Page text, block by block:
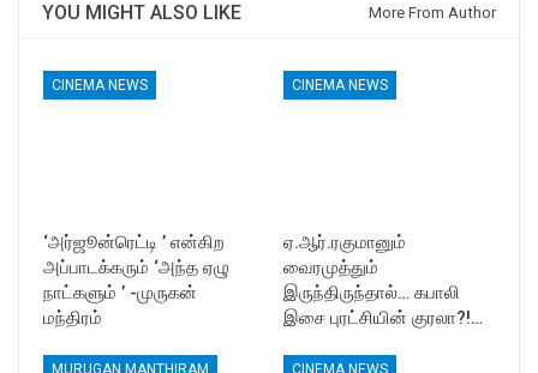
YOU MIGHT ALSO LIKE More From Author
CINEMA NEWS
‘அர்ஜூன்ரெட்டி ’ என்கிற
அப்பாடக்கரும் ‘அந்த ஏழு
நாட்களும் ’ -முருகன்
மந்திரம்
CINEMA NEWS
ஏ.ஆர்.ரகுமானும்
வைரமுத்தும்
இருந்திருந்தால்… கபாலி
இசை புரட்சியின் குரலா?!…